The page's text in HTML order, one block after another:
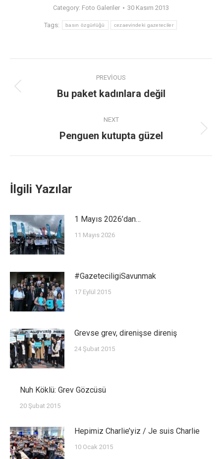
Category: Foto Galeriler 30 Kasım 2013
Tags: basın özgürlüğü cezaevindeki gazeteciler
PREVIOUS
Bu paket kadınlara değil
NEXT
Penguen kutupta güzel
İlgili Yazılar
1 Mayıs 2026’dan…
11 Mayıs 2026
#GazeteciligiSavunmak
17 Eylül 2015
Grevse grev, direnişse direniş
24 Şubat 2015
Nuh Köklü: Grev Gözcüsü
20 Şubat 2015
Hepimiz Charlie’yiz / Je suis Charlie
10 Ocak 2015